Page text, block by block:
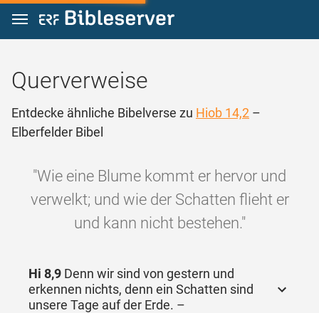
Zum Inhalt springen
Querverweise
Entdecke ähnliche Bibelverse zu Hiob 14,2 –
Elberfelder Bibel
"Wie eine Blume kommt er hervor und
verwelkt; und wie der Schatten flieht er
und kann nicht bestehen."
Hi 8,9 Denn wir sind von gestern und
erkennen nichts, denn ein Schatten sind
unsere Tage auf der Erde. –